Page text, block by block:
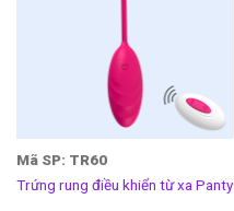
Mã SP: TR60
Trứng rung điều khiển từ xa Panty